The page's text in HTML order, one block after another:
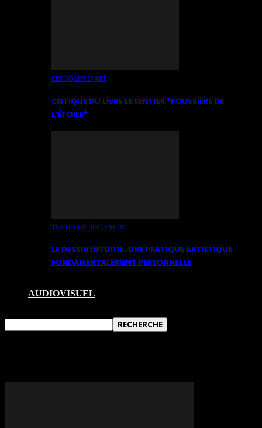
CRITIQUES D’ART
CRITIQUE DU LIVRE LE SENTIER *POUSSIÈRE DE
L’ÉTOILE*
TEXTES DE RÉFLEXION
LE DESSIN INTUITIF. UNE PRATIQUE ARTISTIQUE
FONDAMENTALEMENT PERSONNELLE
AUDIOVISUEL